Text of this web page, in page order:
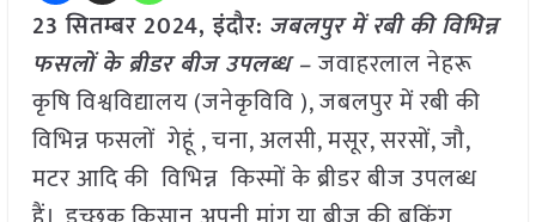
23 सितम्बर 2024, इंदौर: जबलपुर में रबी की विभिन्न
फसलों के ब्रीडर बीज उपलब्ध –जवाहरलाल नेहरू
कृषि विश्वविद्यालय (जनेकृविवि ), जबलपुर में रबी की
विभिन्न फसलों गेहूं , चना, अलसी, मसूर, सरसों, जौ,
मटर आदि की विभिन्न किस्मों के ब्रीडर बीज उपलब्ध